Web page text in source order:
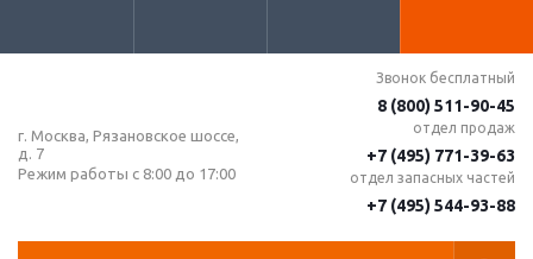
г. Москва, Рязановское шоссе,
д. 7
Режим работы с 8:00 до 17:00
Звонок бесплатный
8 (800) 511-90-45
отдел продаж
+7 (495) 771-39-63
отдел запасных частей
+7 (495) 544-93-88